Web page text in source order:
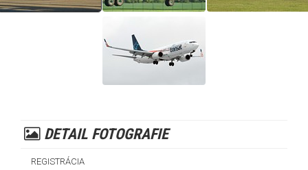
DETAIL FOTOGRAFIE
REGISTRÁCIA